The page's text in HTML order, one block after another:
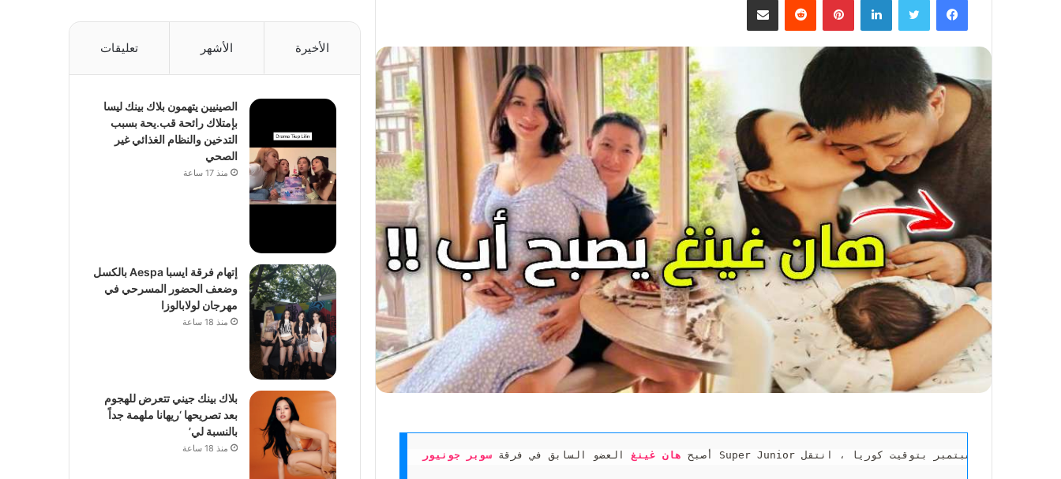
أصبح هان غينغ العضو السابق في فرقة سوبر جونيور Super Junior أباً ، في 9 سبتمبر بتوقيت كوريا ، انتقل Hangeng إلى حسابه الشخصي على وسائل التواصل الاجتماعي للإعلان عن ولادة ابنته .
الأخيرة الأشهر تعليقات
الصينيين يتهمون بلاك بينك ليسا
بإمتلاك رائحة قب.يحة بسبب
التدخين والنظام الغذائي غير
الصحي
منذ 17 ساعة
إتهام فرقة ايسبا Aespa بالكسل
وضعف الحضور المسرحي في
مهرجان لولابالوزا
منذ 18 ساعة
بلاك بينك جيني تتعرض للهجوم
بعد تصريحها ‘ريهانا ملهمة جداً
بالنسبة لي’
منذ 18 ساعة